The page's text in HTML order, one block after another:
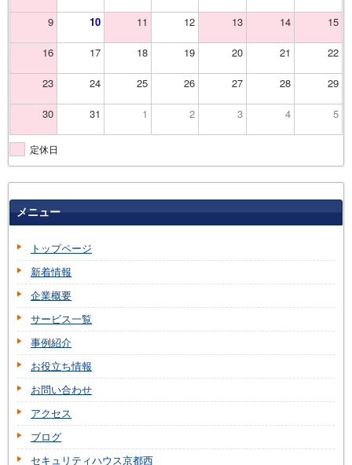
9 10 11 12 13 14 15
16 17 18 19 20 21 22
23 24 25 26 27 28 29
30 31 1 2 3 4 5
定休日
メニュー
トップページ
新着情報
企業概要
サービス一覧
事例紹介
お役立ち情報
お問い合わせ
アクセス
ブログ
セキュリティハウス京都西